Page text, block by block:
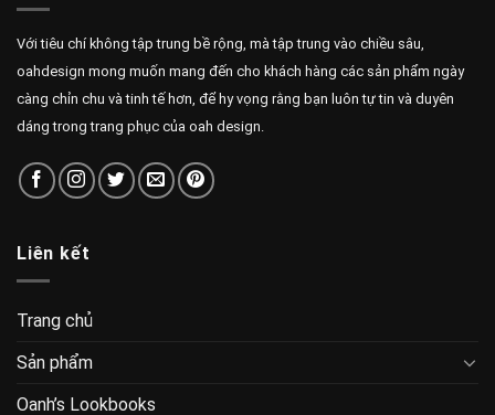
Với tiêu chí không tập trung bề rộng, mà tập trung vào chiều sâu,
oahdesign mong muốn mang đến cho khách hàng các sản phẩm ngày
càng chỉn chu và tinh tế hơn, để hy vọng rằng bạn luôn tự tin và duyên
dáng trong trang phục của oah design.
Liên kết
Trang chủ
Sản phẩm
Oanh’s Lookbooks